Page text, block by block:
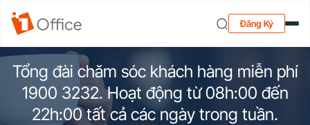
Đăng Ký
Tổng đài chăm sóc khách hàng miễn phí
1900 3232.Hoạt động từ08h:00 đến
22h:00tất cả các ngày trong tuần.